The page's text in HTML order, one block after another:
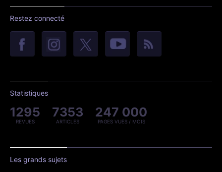
Restez connecté
Statistiques
1295
REVUES
7353
ARTICLES
247 000
PAGES VUES / MOIS
Les grands sujets